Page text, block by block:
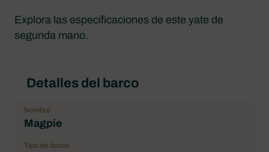
Explora las especificaciones de este yate de
segunda mano.
Detalles del barco
Nombre
Magpie
Tipo de barco